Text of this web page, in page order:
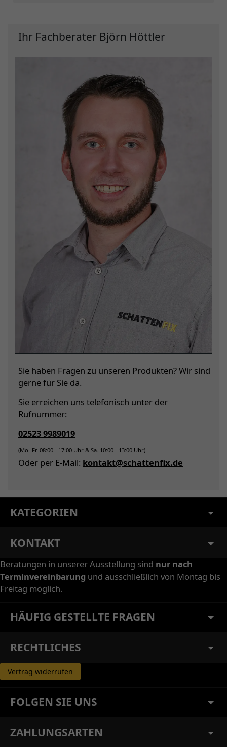
Ihr Fachberater Björn Höttler
Sie haben Fragen zu unseren Produkten? Wir sind
gerne für Sie da.
Sie erreichen uns telefonisch unter der
Rufnummer:
02523 9989019
(Mo.-Fr. 08:00 - 17:00 Uhr & Sa. 10:00 - 13:00 Uhr)
Oder per E-Mail: kontakt@schattenfix.de
KATEGORIEN
KONTAKT
Beratungen in unserer Ausstellung sind nur nach
Terminvereinbarung und ausschließlich von Montag bis
Freitag möglich.
HÄUFIG GESTELLTE FRAGEN
RECHTLICHES
Vertrag widerrufen
FOLGEN SIE UNS
ZAHLUNGSARTEN